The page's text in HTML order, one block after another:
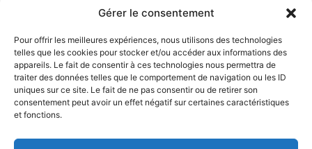
Gérer le consentement
Pour offrir les meilleures expériences, nous utilisons des technologies
telles que les cookies pour stocker et/ou accéder aux informations des
appareils. Le fait de consentir à ces technologies nous permettra de
traiter des données telles que le comportement de navigation ou les ID
uniques sur ce site. Le fait de ne pas consentir ou de retirer son
consentement peut avoir un effet négatif sur certaines caractéristiques
et fonctions.
6 août 2026
À PROPOS